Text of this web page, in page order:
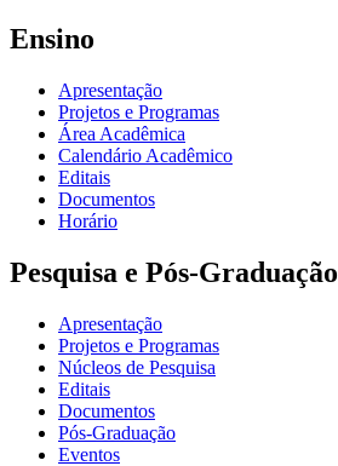
Ensino
Apresentação
Projetos e Programas
Área Acadêmica
Calendário Acadêmico
Editais
Documentos
Horário
Pesquisa e Pós-Graduação
Apresentação
Projetos e Programas
Núcleos de Pesquisa
Editais
Documentos
Pós-Graduação
Eventos